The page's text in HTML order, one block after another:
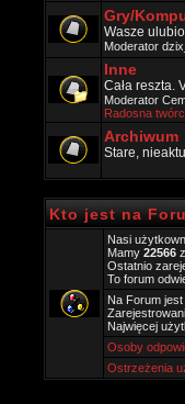
Gry/
Wasze
Moderator
Inne
Cała reszta.
Moderator
Radosna
Archiwum
Stare,
Kto jest na
Nasi
Mamy 22566
Ostatnio
To forum
Na Forum jest
Najwięcej
Osoby
Ostrzeżenia